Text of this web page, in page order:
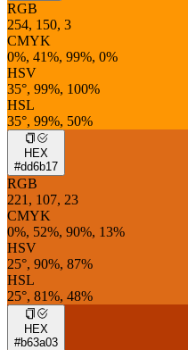
RGB
254, 150, 3
CMYK
0%, 41%, 99%, 0%
HSV
35°, 99%, 100%
HSL
35°, 99%, 50%
HEX
#dd6b17
RGB
221, 107, 23
CMYK
0%, 52%, 90%, 13%
HSV
25°, 90%, 87%
HSL
25°, 81%, 48%
HEX
#b63a03